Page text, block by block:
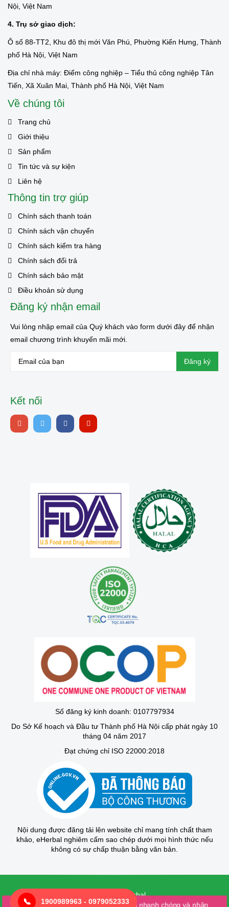
📞 1900989963 - 0979052333
Nội, Việt Nam
4. Trụ sở giao dịch:
Ô số 88-TT2, Khu đô thị mới Văn Phú, Phường Kiến Hưng, Thành
phố Hà Nội, Việt Nam
Địa chỉ nhà máy: Điểm công nghiệp – Tiểu thủ công nghiệp Tân
Tiến, Xã Xuân Mai, Thành phố Hà Nội, Việt Nam
Về chúng tôi
Trang chủ
Giới thiệu
Sản phẩm
Tin tức và sự kiện
Liên hệ
Thông tin trợ giúp
Chính sách thanh toán
Chính sách vận chuyển
Chính sách kiểm tra hàng
Chính sách đổi trả
Chính sách bảo mật
Điều khoản sử dụng
Đăng ký nhận email
Vui lòng nhập email của Quý khách vào form dưới đây để nhận
email chương trình khuyến mãi mới.
Kết nối
Số đăng ký kinh doanh: 0107797934
Do Sở Kế hoạch và Đầu tư Thành phố Hà Nội cấp phát ngày 10
tháng 04 năm 2017
Đạt chứng chỉ ISO 22000:2018
Nội dung được đăng tải lên website chỉ mang tính chất tham
khảo, eHerbal nghiêm cấm sao chép dưới mọi hình thức nếu
không có sự chấp thuận bằng văn bản.
© 2025 của Eherbal
Thiết kế bởi Creative Vietnam
Tải app: eherbal để mua hàng một cách nhanh chóng và nhận